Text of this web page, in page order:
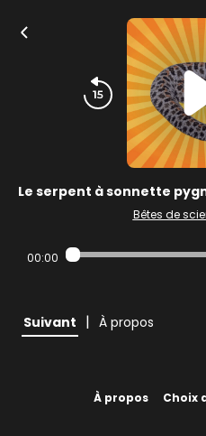
Le serpent à sonnette
Bêtes de
00:00
Suivant | À propos
À propos Choix